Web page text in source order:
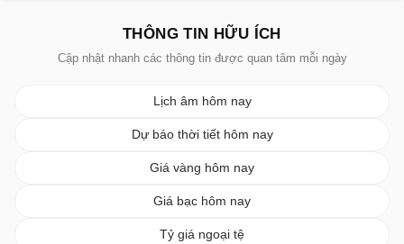
THÔNG TIN HỮU ÍCH
Cập nhật nhanh các thông tin được quan tâm mỗi ngày
Lịch âm hôm nay
Dự báo thời tiết hôm nay
Giá vàng hôm nay
Giá bạc hôm nay
Tỷ giá ngoại tệ